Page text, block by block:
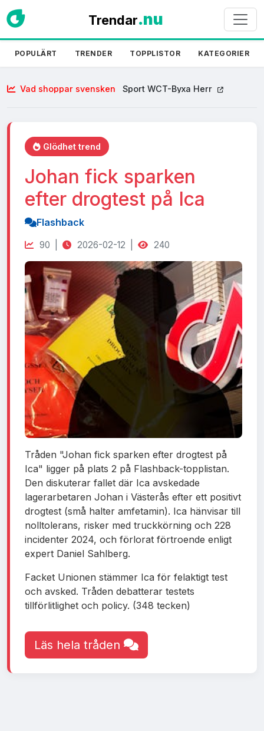
Trendar.nu
POPULÄRT TRENDER TOPPLISTOR KATEGORIER
Vad shoppar svensken Sport WCT-Byxa Herr
Glödhet trend
Johan fick sparken
efter drogtest på Ica
Flashback
90 | 2026-02-12 | 240
Tråden "Johan fick sparken efter drogtest på
Ica" ligger på plats 2 på Flashback-topplistan.
Den diskuterar fallet där Ica avskedade
lagerarbetaren Johan i Västerås efter ett positivt
drogtest (små halter amfetamin). Ica hänvisar till
nolltolerans, risker med truckkörning och 228
incidenter 2024, och förlorat förtroende enligt
expert Daniel Sahlberg.
Facket Unionen stämmer Ica för felaktigt test
och avsked. Tråden debatterar testets
tillförlitlighet och policy. (348 tecken)
Läs hela tråden